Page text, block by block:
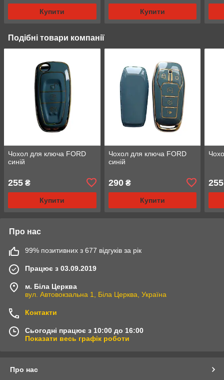
Купити Купити
Подібні товари компанії
Чохол для ключа FORD
синій
255 ₴
Купити
Чохол для ключа FORD
синій
290₴
Купити
255
Про нас
99% позитивних з 677 відгуків за рік
Працює з 03.09.2019
м. Біла Церква
вул. Автовокзальна 1, Біла Церква, Україна
Контакти
Сьогодні працює з 10:00 до 16:00
Показати весь графік роботи
Про нас